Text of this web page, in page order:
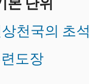
천국의 초석
도장